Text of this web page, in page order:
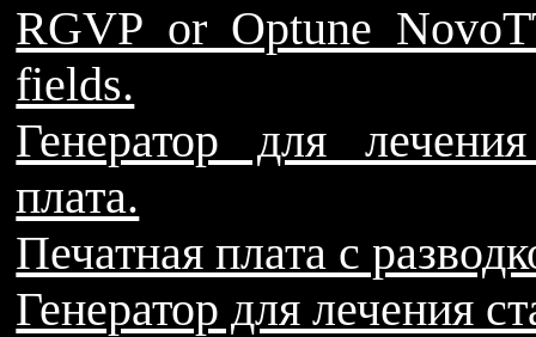
RGVP or Optune
fields.
Генератор для
плата.
Печатная плата с
Генератор для лечения